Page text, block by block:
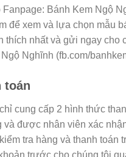
Bánh Kem Ngộ
để xem và lựa chọn mẫu
thích nhất và gửi ngay cho
Nghĩnh (fb.com/
toán
cung cấp 2 hình thức
và được nhân viên xác
tra hàng và thanh toán